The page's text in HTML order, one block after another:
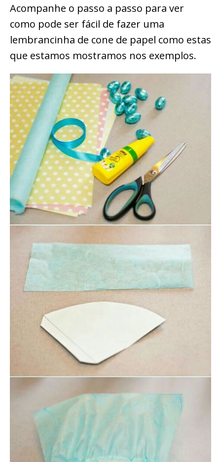
Acompanhe o passo a passo para ver
como pode ser fácil de fazer uma
lembrancinha de cone de papel como estas
que estamos mostramos nos exemplos.